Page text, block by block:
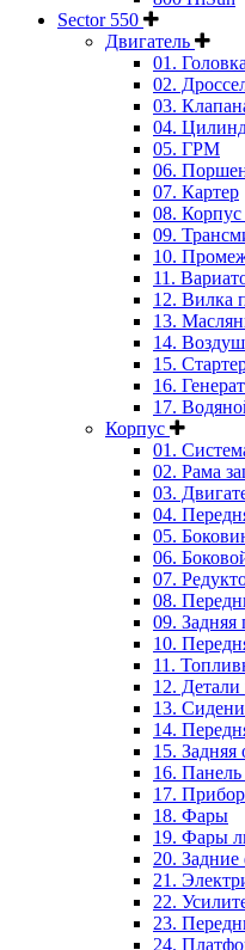
Sector 550
Двигатель
01.
02.
03.
04.
05. ГРМ
06.
07. Картер
08. Корпус
09.
10.
11.
12. Вилка
13.
14.
15.
16.
17.
Корпус
01.
02. Рама
03.
04.
05.
06.
07.
08.
09. Задняя
10.
11.
12. Детали
13.
14.
15. Задняя
16. Панель
17.
18. Фары
19. Фары
20.
21.
22.
23.
24.